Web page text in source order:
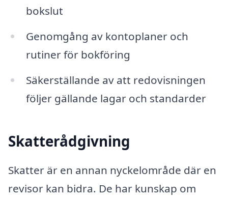
bokslut
Genomgång av kontoplaner och
rutiner för bokföring
Säkerställande av att redovisningen
följer gällande lagar och standarder
Skatterådgivning
Skatter är en annan nyckelområde där en
revisor kan bidra. De har kunskap om